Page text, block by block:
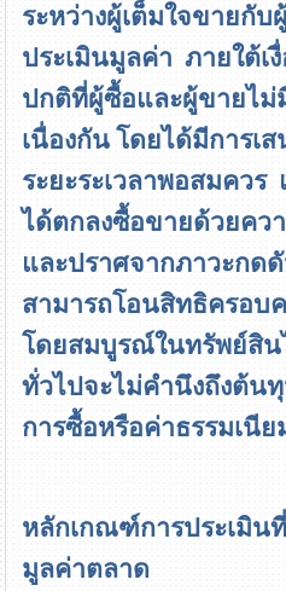
ระหว่างผู้เต็มใจขายกั
ประเมินมูลค่า ภายใต้เ
ปกติที่ผู้ซื้อและผู้ขายไม่
เนื่องกัน โดยได้มีการเ
ระยะระเวลาพอสมควร
ได้ตกลงซื้อขายด้วยคว
และปราศจากภาวะกด
สามารถโอนสิทธิครอบ
โดยสมบูรณ์ในทรัพย์สิน
ทั่วไปจะไม่คำนึงถึงต้น
การซื้อหรือค่าธรรมเนี
หลักเกณฑ์การประเมิน
มูลค่าตลาด